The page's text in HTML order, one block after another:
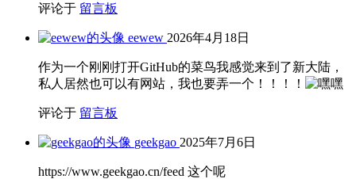
评论于 留言板
eewew 2026年4月18日
作为一个刚刚打开GitHub的菜鸟我感觉来到了新大陆，
私人居然也可以有网站，我也要弄一个！！！！
评论于 留言板
geekgao 2025年7月6日
https://www.geekgao.cn/feed 这个呢